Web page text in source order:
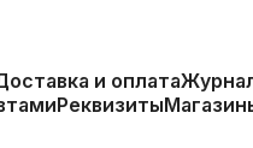
и оплата
Реквизиты